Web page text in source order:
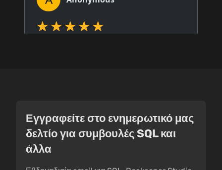
Εγγραφείτε στο ενημερωτικό μας
δελτίο για συμβουλές SQL και
άλλα